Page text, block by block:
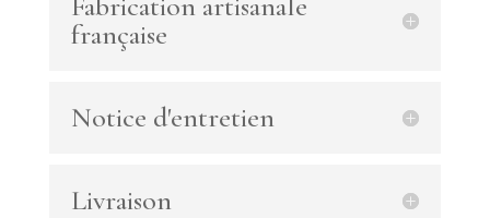
chaine
avec
française
Notice d'entretien
Livraison